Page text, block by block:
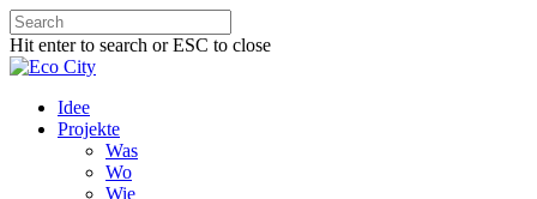
Hit enter to search or ESC to close
Idee
Projekte
Was
Wo
Wie